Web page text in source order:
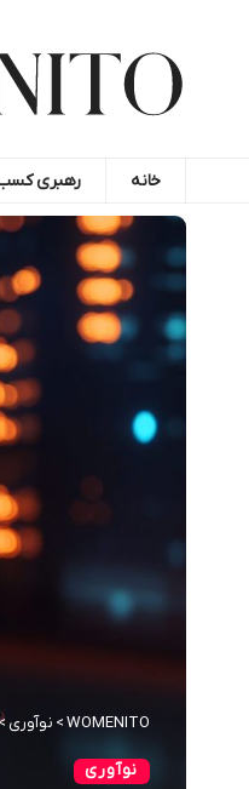
خانه رهبری کسب
WOMENITO
> نوآوری
نوآوری